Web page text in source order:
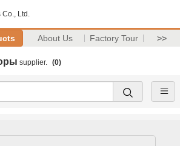
Co., Ltd.
About Us Factory Tour >>
supplier. (0)